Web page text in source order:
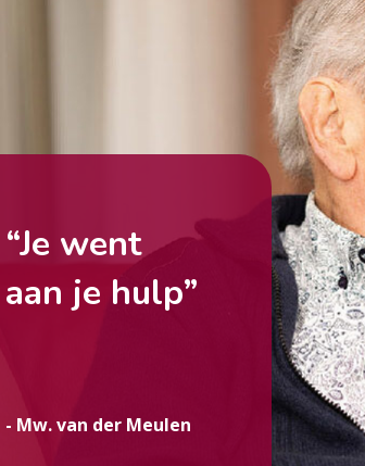
“Je went
aan je hulp”
- Mw. van der Meulen